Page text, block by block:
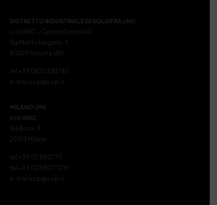
DISTRETTO INDUSTRIALE DI SOLOFRA (AV)
c/o UNIC – Centro Servizi ASI
Via Melito Iangano, 9
83029 Solofra (AV)
tel +39 0825 582740
e-mail ssip@ssip.it
MILANO (MI)
c/o UNIC
Via Brisa, 3
20123 Milano
tel +39 02 8807711
tel +39 02 880771297
e-mail ssip@ssip.it